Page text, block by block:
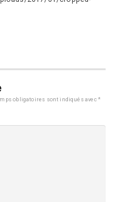
obligatoires sont indiqués avec *